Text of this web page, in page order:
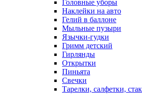
Головные уборы
Наклейки на авто
Гелий в баллоне
Мыльные пузыри
Язычки-гудки
Гримм детский
Гирлянды
Открытки
Пиньята
Свечки
Тарелки, салфетки,